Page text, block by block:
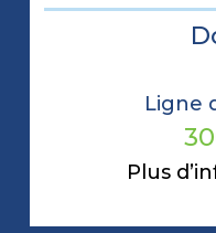
Ligne
Plus